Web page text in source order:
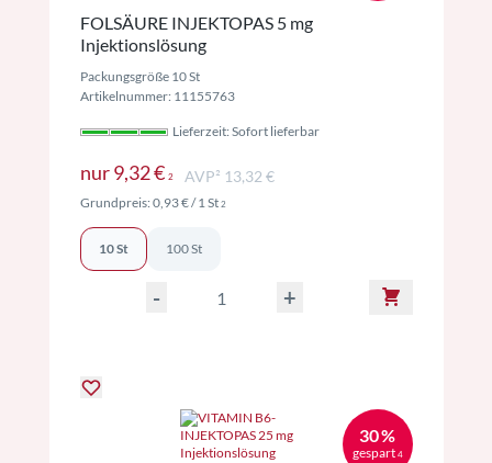
FOLSÄURE INJEKTOPAS 5 mg
Injektionslösung
Packungsgröße 10 St
Artikelnummer: 11155763
Lieferzeit: Sofort lieferbar
nur9,32 € 2Preise inkl. MwSt. ggf. zzgl. Versand
AVP² 13,32 €
Grundpreis:0,93 €/ 1 St 2Preise inkl. MwSt. ggf. zzgl. Versand
10 St 100 St
- +
30 %
gespart 4